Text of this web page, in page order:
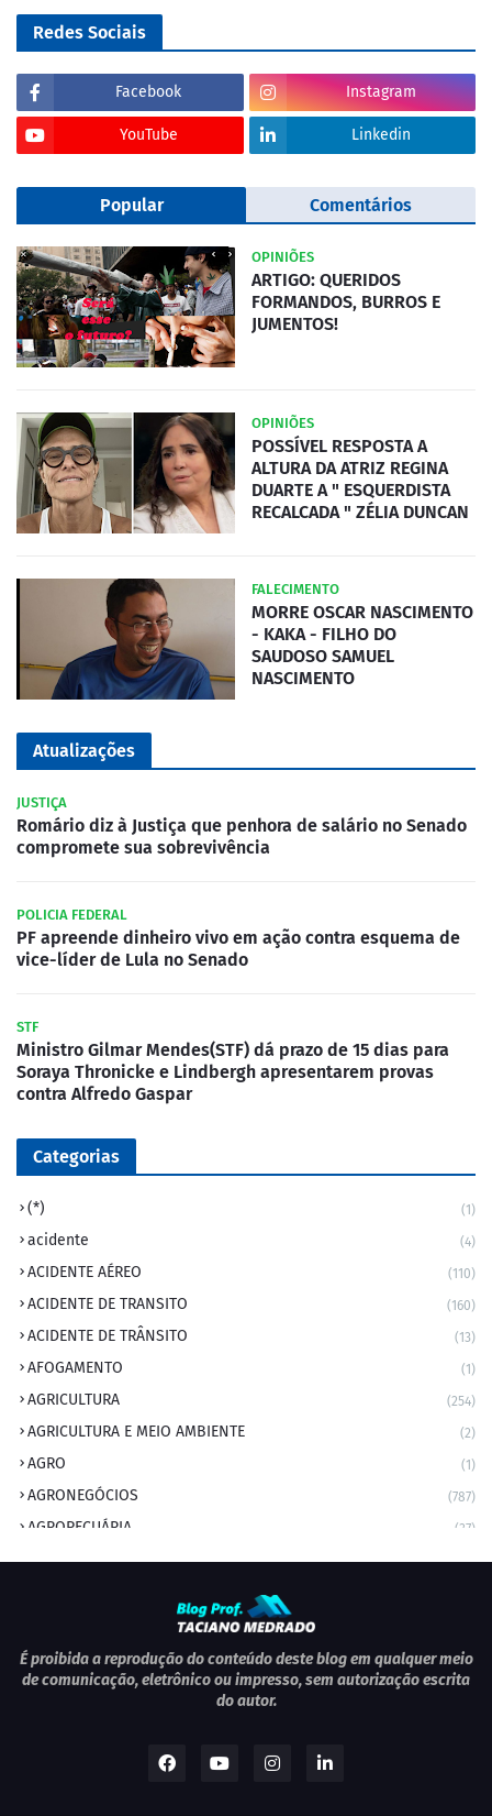
Redes Sociais
Facebook Instagram
YouTube Linkedin
Popular Comentários
OPINIÕES
ARTIGO: QUERIDOS
FORMANDOS, BURROS E
JUMENTOS!
OPINIÕES
POSSÍVEL RESPOSTA A
ALTURA DA ATRIZ REGINA
DUARTE A " ESQUERDISTA
RECALCADA " ZÉLIA DUNCAN
FALECIMENTO
MORRE OSCAR NASCIMENTO
- KAKA - FILHO DO
SAUDOSO SAMUEL
NASCIMENTO
Atualizações
JUSTIÇA
Romário diz à Justiça que penhora de salário no Senado
compromete sua sobrevivência
POLICIA FEDERAL
PF apreende dinheiro vivo em ação contra esquema de
vice-líder de Lula no Senado
STF
Ministro Gilmar Mendes(STF) dá prazo de 15 dias para
Soraya Thronicke e Lindbergh apresentarem provas
contra Alfredo Gaspar
Categorias
(*) (1)
acidente (4)
ACIDENTE AÉREO (110)
ACIDENTE DE TRANSITO (160)
ACIDENTE DE TRÂNSITO (13)
AFOGAMENTO (1)
AGRICULTURA (254)
AGRICULTURA E MEIO AMBIENTE (2)
AGRO (1)
AGRONEGÓCIOS (787)
AGROPECUÁRIA (37)
AMBIENTE (9)
ANIVERSÁRIO DA CIDADE
ANIVERSÁRIOS (1)
APEXBRASIL (1)
É proibida a reprodução do conteúdo deste blog em qualquer meio
de comunicação, eletrônico ou impresso, sem autorização escrita
do autor.